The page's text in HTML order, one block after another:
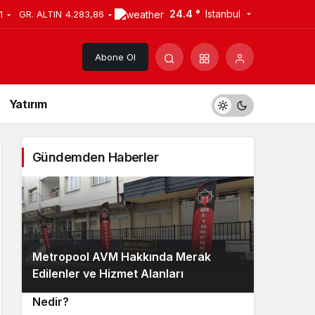
GR. ALTIN 4.283,86 24.4 ° Istanbul
Abone Ol
Yatırım
Gündemden Haberler
Metropool AVM Hakkında Merak
Edilenler ve Hizmet Alanları
2
Nedir?